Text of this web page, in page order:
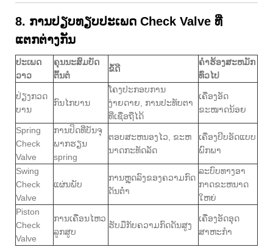
8. ການປຽບທຽບປະເພດ Check Valve ທີ່
ແຕກຕ່າງກັນ
ປະເພດ
ວາວ
ຄຸນນະສົມບັດ
ຕົ້ນຕໍ
ຂໍ້ດີ
ຄໍາຮ້ອງສະຫມັກ
ທົ່ວໄປ
ປ່ຽງກວດ
ບານ
ກົນ​ໄກ​ບານ​
ໂຄງປະກອບການ
ງ່າຍດາຍ, ການປະທັບຕາ
ທີ່ເຊື່ອຖືໄດ້
ເຄື່ອງອັດ
ຂະໜາດນ້ອຍ
Spring
Check
Valve
ການປິດທີ່ບັນຈຸ
ພາກຮຽນ
spring
ຕອບສະຫນອງໄວ, ຂະຫ
ນາດກະທັດລັດ
ເຄື່ອງບີບອັດແບບ
ພົກພາ
Swing
Check
Valve
ແຜ່ນພັບ
ການຫຼຸດລົງຂອງຄວາມກົດ
ດັນຕ່ໍາ
ລະບົບທາງອາ
ກາດຂະຫນາດ
ໃຫຍ່
Piston
Check
Valve
ການເຄື່ອນໄຫວ
ລູກສູບ
ຮັບມືກັບຄວາມກົດດັນສູງ
ເຄື່ອງອັດອຸດ
ສາຫະກໍາ